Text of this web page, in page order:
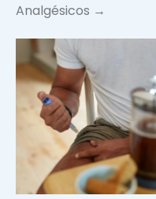
Analgésicos →